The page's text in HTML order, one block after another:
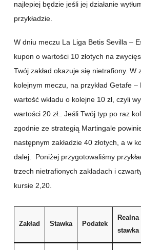
najlepiej będzie jeśli jej działanie
przykładzie.
W dniu meczu La Liga Betis Sevilla –
kupon o wartości 10 złotych na
Twój zakład okazuje się nietrafiony. W
kolejnym meczu, na przykład Getafe
wartość wkładu o kolejne 10 zł, czyli
wartości 20 zł.. Jeśli Twój typ po raz
zgodnie ze strategią Martingale
następnym zakładzie 40 złotych, a w
dalej. Poniżej przygotowaliśmy
trzech nietrafionych zakładach i
kursie 2,20.
Zakład Stawka Podatek
Realna
stawka